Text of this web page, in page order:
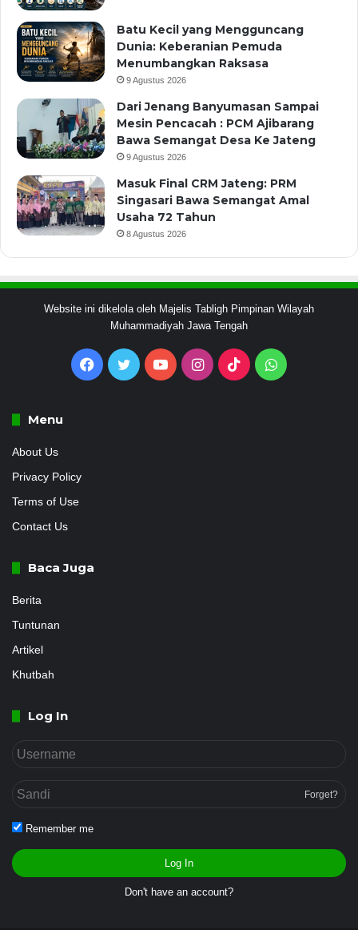
Batu Kecil yang Mengguncang
Dunia: Keberanian Pemuda
Menumbangkan Raksasa
9 Agustus 2026
Dari Jenang Banyumasan Sampai
Mesin Pencacah : PCM Ajibarang
Bawa Semangat Desa Ke Jateng
9 Agustus 2026
Masuk Final CRM Jateng: PRM
Singasari Bawa Semangat Amal
Usaha 72 Tahun
8 Agustus 2026
Website ini dikelola oleh Majelis Tabligh Pimpinan Wilayah
Muhammadiyah Jawa Tengah
Facebook
Twitter YouTubeInstagram
TikTokWhatsApp
Menu
About Us
Privacy Policy
Terms of Use
Contact Us
Baca Juga
Berita
Tuntunan
Artikel
Khutbah
Log In
Forget?
Remember me
Log In
Don't have an account?